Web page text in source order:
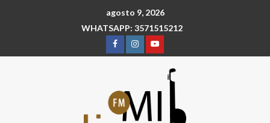
agosto 9, 2026
WHATSAPP: 3571515212